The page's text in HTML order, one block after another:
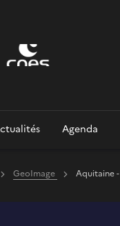
Agenda
GeoImage Aquitaine